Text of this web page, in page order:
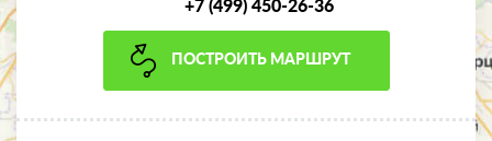
+7 (499) 450-26-36
ПОСТРОИТЬ МАРШРУТ